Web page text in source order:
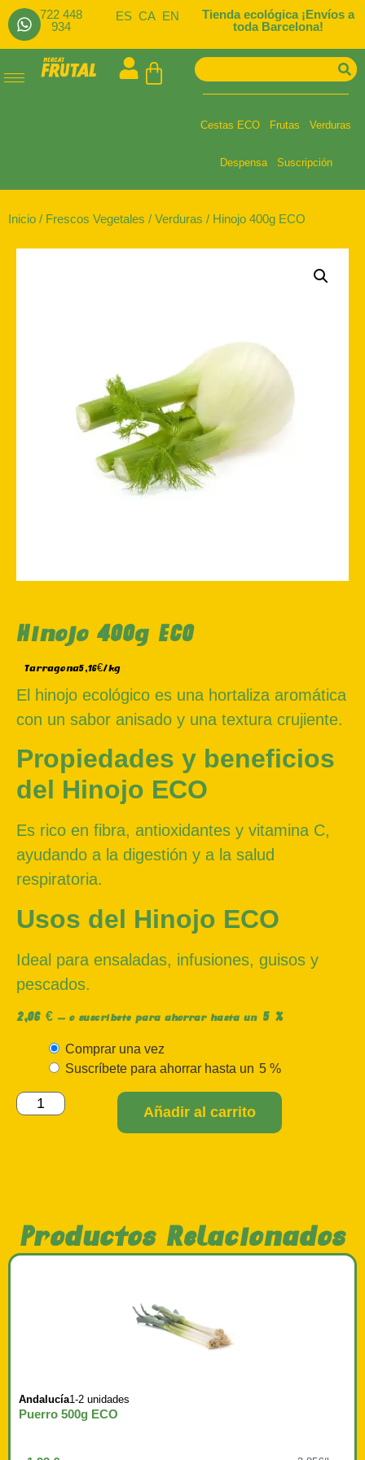
722 448
934
Tienda ecológica ¡Envíos a
toda Barcelona!
ES CA EN
Cestas ECO Frutas Verduras
Despensa Suscripción
Inicio / Frescos Vegetales / Verduras / Hinojo 400g ECO
Hinojo 400g ECO
Tarragona5,16€/kg
Comprar una vez
Suscríbete para ahorrar hasta un 5 %
Añadir al carrito
El hinojo ecológico es una hortaliza aromática
con un sabor anisado y una textura crujiente.
Propiedades y beneficios
del Hinojo ECO
Es rico en fibra, antioxidantes y vitamina C,
ayudando a la digestión y a la salud
respiratoria.
Usos del Hinojo ECO
Ideal para ensaladas, infusiones, guisos y
pescados.
2,06 € — o suscríbete para ahorrar hasta un 5 %
Productos Relacionados
Andalucía1-2 unidades
Puerro 500g ECO